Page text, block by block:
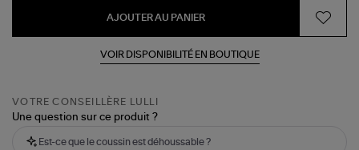
AJOUTER AU PANIER
VOIR DISPONIBILITÉ EN BOUTIQUE
VOTRE CONSEILLÈRE LULLI
Une question sur ce produit ?
Est-ce que le coussin est déhoussable ?